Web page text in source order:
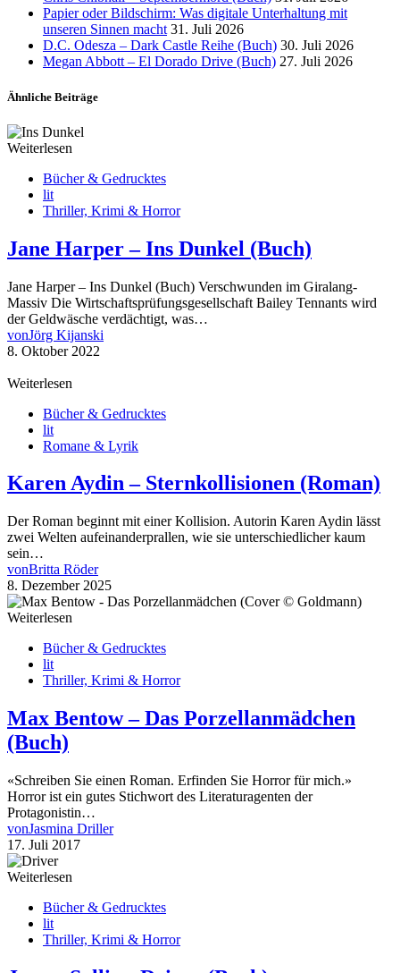
Papier oder Bildschirm: Was digitale Unterhaltung mit
unseren Sinnen macht 31. Juli 2026
D.C. Odesza – Dark Castle Reihe (Buch) 30. Juli 2026
Megan Abbott – El Dorado Drive (Buch) 27. Juli 2026
Ähnliche Beiträge
Weiterlesen
Bücher & Gedrucktes
lit
Thriller, Krimi & Horror
Jane Harper – Ins Dunkel (Buch)
Jane Harper – Ins Dunkel (Buch) Verschwunden im Giralang-
Massiv Die Wirtschaftsprüfungsgesellschaft Bailey Tennants wird
der Geldwäsche verdächtigt, was…
vonJörg Kijanski
8. Oktober 2022
Weiterlesen
Bücher & Gedrucktes
lit
Romane & Lyrik
Karen Aydin – Sternkollisionen (Roman)
Der Roman beginnt mit einer Kollision. Autorin Karen Aydin lässt
zwei Welten aufeinanderprallen, wie sie unterschiedlicher kaum
sein…
vonBritta Röder
8. Dezember 2025
Weiterlesen
Bücher & Gedrucktes
lit
Thriller, Krimi & Horror
Max Bentow – Das Porzellanmädchen
(Buch)
«Schreiben Sie einen Roman. Erfinden Sie Horror für mich.»
Horror ist ein gutes Stichwort des Literaturagenten der
Protagonistin…
vonJasmina Driller
17. Juli 2017
Weiterlesen
Bücher & Gedrucktes
lit
Thriller, Krimi & Horror